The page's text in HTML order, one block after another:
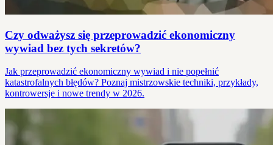
Czy odważysz się przeprowadzić ekonomiczny
wywiad bez tych sekretów?
Jak przeprowadzić ekonomiczny wywiad i nie popełnić
katastrofalnych błędów? Poznaj mistrzowskie techniki, przykłady,
kontrowersje i nowe trendy w 2026.